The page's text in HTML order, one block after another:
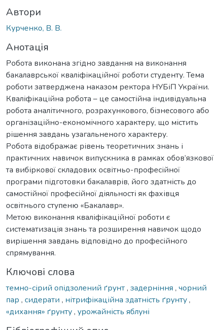
Автори
Курченко, В. В.
Анотація
Робота виконана згідно завдання на виконання
бакалаврської кваліфікаційної роботи студенту. Тема
роботи затверджена наказом ректора НУБіП України.
Кваліфікаційна робота – це самостійна індивідуальна
робота аналітичного, розрахункового, бізнесового або
організаційно-економічного характеру, що містить
рішення завдань узагальненого характеру.
Робота відображає рівень теоретичних знань і
практичних навичок випускника в рамках обов’язкової
та вибіркової складових освітньо-професійної
програми підготовки бакалаврів, його здатність до
самостійної професійної діяльності як фахівця
освітнього ступеню «Бакалавр».
Метою виконання кваліфікаційної роботи є
систематизація знань та розширення навичок щодо
вирішення завдань відповідно до професійного
спрямування.
Ключові слова
темно-сірий опідзолений ґрунт, задерніння , чорний
пар , сидерати , нітрифікаційна здатність ґрунту,
«дихання» ґрунту, урожайність яблуні